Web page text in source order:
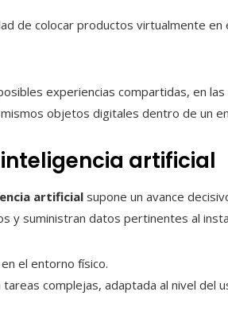
de colocar productos virtualmente
experiencias compartidas, en
objetos digitales dentro de un
artificial
artificial supone un avance
y suministran datos pertinentes al
el entorno físico.
complejas, adaptada al nivel del